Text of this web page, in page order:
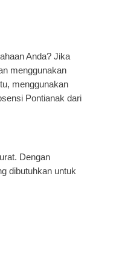
Anda? Jika
menggunakan
menggunakan
Pontianak dari
Dengan
dibutuhkan untuk